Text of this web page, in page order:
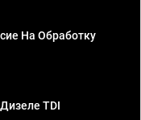
На Обработку
TDI